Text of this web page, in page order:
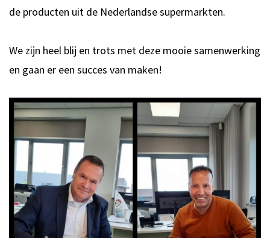
de producten uit de Nederlandse supermarkten.
We zijn heel blij en trots met deze mooie samenwerking
en gaan er een succes van maken!